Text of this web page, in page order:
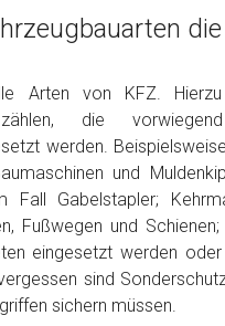
Arten von KFZ.
die
werden.
und
Fall Gabelstapler;
Fußwegen und
eingesetzt werden
sind
sichern müssen.